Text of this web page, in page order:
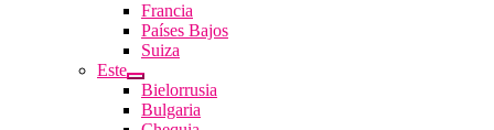
Francia
Países Bajos
Suiza
Este
Bielorrusia
Bulgaria